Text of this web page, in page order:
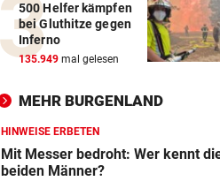
500 Helfer kämpfen
bei Gluthitze gegen
Inferno
135.949 mal gelesen
MEHR BURGENLAND
HINWEISE ERBETEN
Mit Messer bedroht: Wer kennt
beiden Männer?